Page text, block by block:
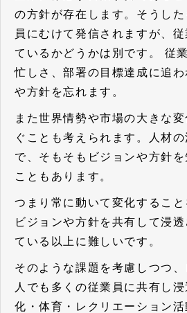
の方針が存在します。そうし
員にむけて発信されますが、
ているかどうかは別です。 従
忙しさ、部署の目標達成に追
や方針を忘れます。
また世界情勢や市場の大きな
ぐことも考えられます。人材
で、そもそもビジョンや方針
こともあります。
つまり常に動いて変化すること
ビジョンや方針を共有して浸
ている以上に難しいです。
そのような課題を考慮しつつ
人でも多くの従業員に共有し
化・体育・レクリエーション活